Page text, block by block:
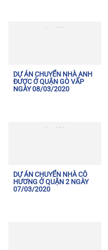
DỰ ÁN CHUYỂN NHÀ ANH
ĐƯỢC Ở QUẬN GÒ VẤP
NGÀY 08/03/2020
DỰ ÁN CHUYỂN NHÀ CÔ
HƯƠNG Ở QUẬN 2 NGÀY
07/03/2020